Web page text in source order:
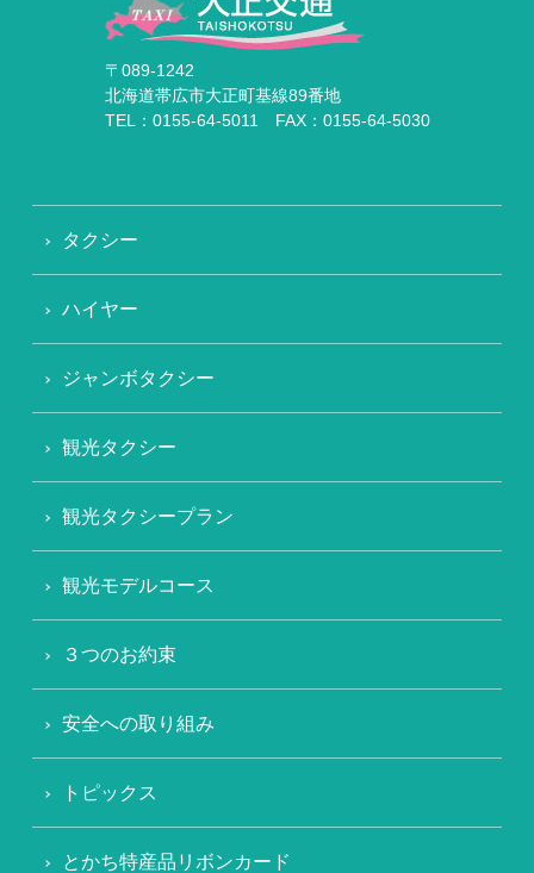
〒089-1242
北海道帯広市大正町基線89番地
TEL：0155-64-5011 FAX：0155-64-5030
タクシー
ハイヤー
ジャンボタクシー
観光タクシー
観光タクシープラン
観光モデルコース
３つのお約束
安全への取り組み
トピックス
とかち特産品リボンカード